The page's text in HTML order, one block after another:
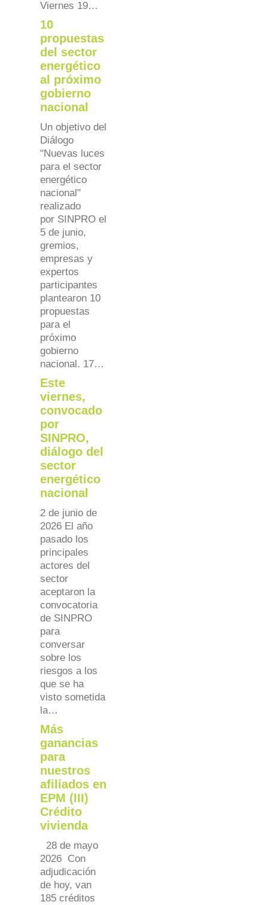
Viernes 19…
10
propuestas
del sector
energético
al próximo
gobierno
nacional
Un objetivo del
Diálogo
"Nuevas luces
para el sector
energético
nacional"
realizado
por SINPRO el
5 de junio,
gremios,
empresas y
expertos
participantes
plantearon 10
propuestas
para el
próximo
gobierno
nacional. 17…
Este
viernes,
convocado
por
SINPRO,
diálogo del
sector
energético
nacional
2 de junio de
2026 El año
pasado los
principales
actores del
sector
aceptaron la
convocatoria
de SINPRO
para
conversar
sobre los
riesgos a los
que se ha
visto sometida
la…
Más
ganancias
para
nuestros
afiliados en
EPM (III)
Crédito
vivienda
28 de mayo
2026 Con
adjudicación
de hoy, van
185 créditos